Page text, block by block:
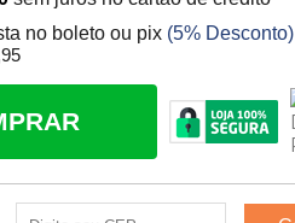
no boleto ou pix (5% Desconto)